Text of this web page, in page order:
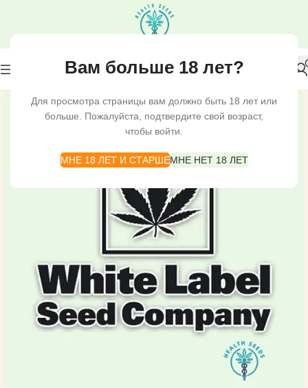
Вам больше 18 лет?
Для просмотра страницы вам должно быть 18 лет или
больше. Пожалуйста, подтвердите свой возраст,
чтобы войти.
МНЕ 18 ЛЕТ И СТАРШЕМНЕ НЕТ 18 ЛЕТ